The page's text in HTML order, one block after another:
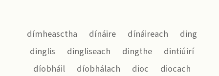
dímheasctha dínáire dínáireach
ding
dinglis
dingliseach dingthe
dintiúirí
díobháil
díobhálach dioc
diocach